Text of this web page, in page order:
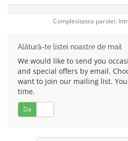
Complexitatea parolei:
Alătură-te listei noastre de mail
We would like to send you
and special offers by email.
want to join our mailing list.
time.
Da